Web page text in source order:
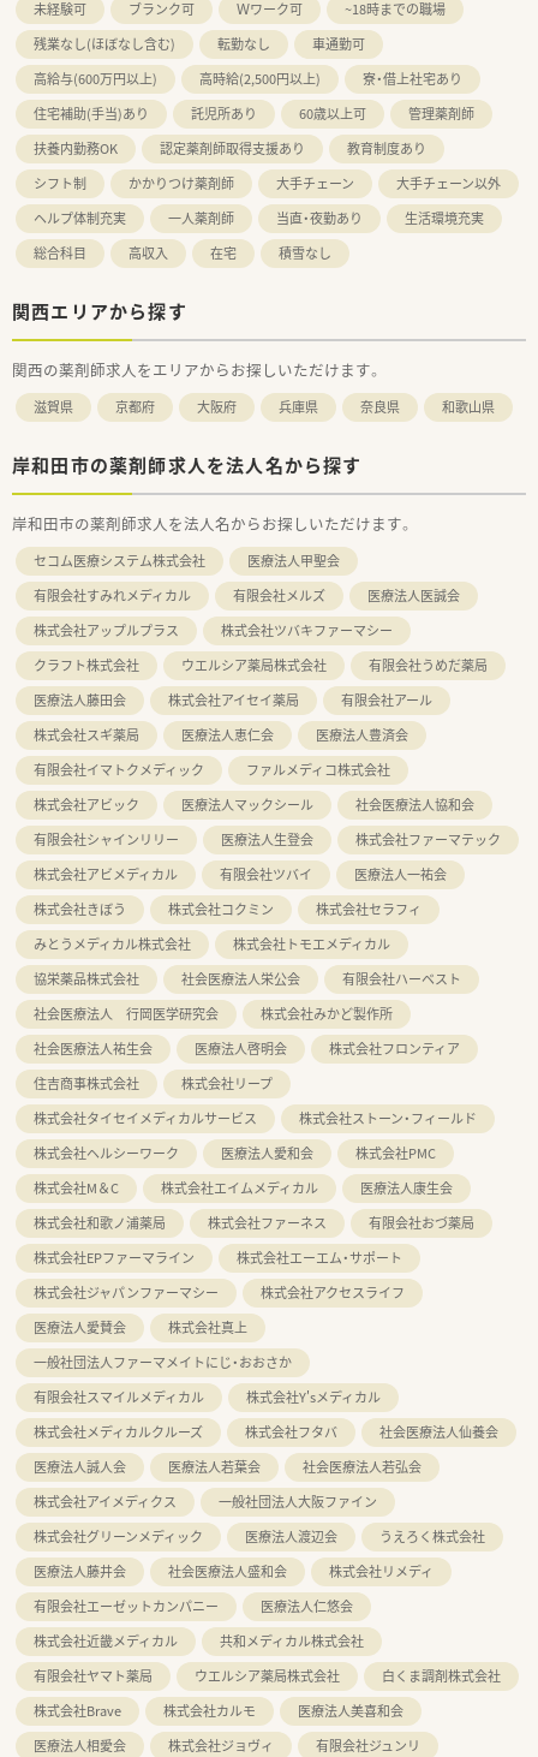
未経験可 ブランク可 Ｗワーク可
~18時までの職場
残業なし(ほぼなし含む)
転勤なし
車通勤可
高給与(600万円以上)
高時給(2,500円以上)
寮・借上社宅あり
住宅補助(手当)あり
託児所あり 60歳以上可
管理薬剤師
扶養内勤務OK
認定薬剤師取得支援あり
教育制度あり
シフト制
かかりつけ薬剤師 大手チェーン
大手チェーン以外
ヘルプ体制充実
一人薬剤師 当直・夜勤あり
生活環境充実
総合科目
高収入 在宅 積雪なし
関西エリアから探す
関西の薬剤師求人をエリアからお探しいただけます。
滋賀県 京都府 大阪府 兵庫県 奈良県 和歌山県
岸和田市の薬剤師求人を法人名から探す
岸和田市の薬剤師求人を法人名からお探しいただけます。
セコム医療システム株式会社
医療法人甲聖会
有限会社すみれメディカル
有限会社メルズ
医療法人医誠会
株式会社アップルプラス
株式会社ツバキファーマシー
クラフト株式会社
ウエルシア薬局株式会社
有限会社うめだ薬局
医療法人藤田会
株式会社アイセイ薬局
有限会社アール
株式会社スギ薬局
医療法人恵仁会
医療法人豊済会
有限会社イマトクメディック
ファルメディコ株式会社
株式会社アビック
医療法人マックシール
社会医療法人協和会
有限会社シャインリリー
医療法人生登会
株式会社ファーマテック
株式会社アビメディカル
有限会社ツバイ
医療法人一祐会
株式会社きぼう
株式会社コクミン
株式会社セラフィ
みとうメディカル株式会社
株式会社トモエメディカル
協栄薬品株式会社
社会医療法人栄公会
有限会社ハーベスト
社会医療法人 行岡医学研究会
株式会社みかど製作所
社会医療法人祐生会
医療法人啓明会
株式会社フロンティア
住吉商事株式会社
株式会社リープ
株式会社タイセイメディカルサービス
株式会社ストーン・フィールド
株式会社ヘルシーワーク
医療法人愛和会
株式会社PMC
株式会社M＆C
株式会社エイムメディカル
医療法人康生会
株式会社和歌ノ浦薬局
株式会社ファーネス
有限会社おづ薬局
株式会社EPファーマライン
株式会社エーエム・サポート
株式会社ジャパンファーマシー
株式会社アクセスライフ
医療法人愛賛会
株式会社真上
一般社団法人ファーマメイトにじ・おおさか
有限会社スマイルメディカル
株式会社Y'sメディカル
株式会社メディカルクルーズ
株式会社フタバ
社会医療法人仙養会
医療法人誠人会
医療法人若葉会
社会医療法人若弘会
株式会社アイメディクス
一般社団法人大阪ファイン
株式会社グリーンメディック
医療法人渡辺会
うえろく株式会社
医療法人藤井会
社会医療法人盛和会
株式会社リメディ
有限会社エーゼットカンパニー
医療法人仁悠会
株式会社近畿メディカル
共和メディカル株式会社
有限会社ヤマト薬局
ウエルシア薬局株式会社
白くま調剤株式会社
株式会社Brave
株式会社カルモ
医療法人美喜和会
医療法人相愛会
株式会社ジョヴィ
有限会社ジュンリ